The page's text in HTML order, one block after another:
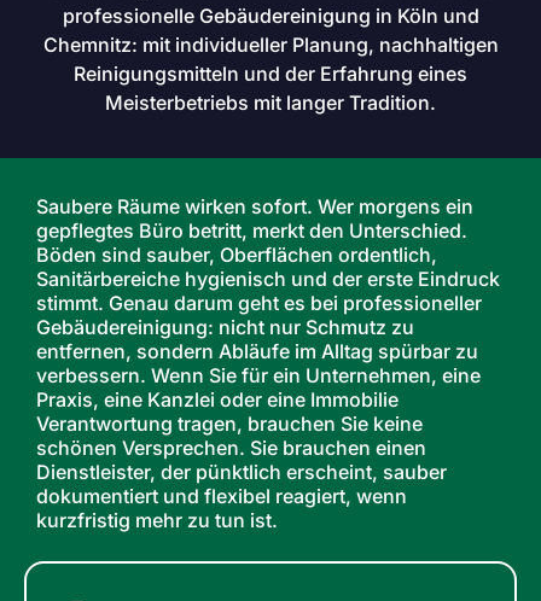
professionelle Gebäudereinigung in Köln und
Chemnitz: mit individueller Planung, nachhaltigen
Reinigungsmitteln und der Erfahrung eines
Meisterbetriebs mit langer Tradition.
Saubere Räume wirken sofort. Wer morgens ein
gepflegtes Büro betritt, merkt den Unterschied.
Böden sind sauber, Oberflächen ordentlich,
Sanitärbereiche hygienisch und der erste Eindruck
stimmt. Genau darum geht es bei professioneller
Gebäudereinigung: nicht nur Schmutz zu
entfernen, sondern Abläufe im Alltag spürbar zu
verbessern. Wenn Sie für ein Unternehmen, eine
Praxis, eine Kanzlei oder eine Immobilie
Verantwortung tragen, brauchen Sie keine
schönen Versprechen. Sie brauchen einen
Dienstleister, der pünktlich erscheint, sauber
dokumentiert und flexibel reagiert, wenn
kurzfristig mehr zu tun ist.